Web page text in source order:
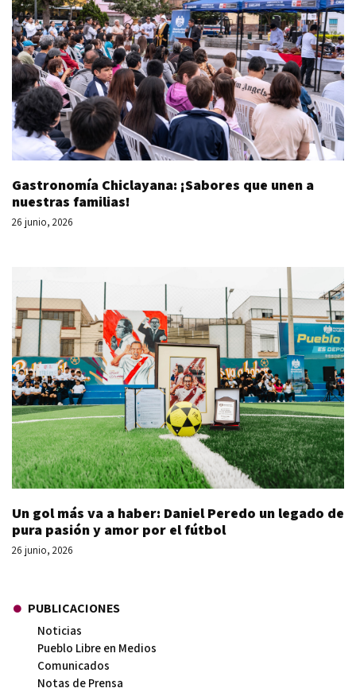
Gastronomía Chiclayana: ¡Sabores que unen a
nuestras familias!
26 junio, 2026
Un gol más va a haber: Daniel Peredo un legado de
pura pasión y amor por el fútbol
26 junio, 2026
PUBLICACIONES
Noticias
Pueblo Libre en Medios
Comunicados
Notas de Prensa